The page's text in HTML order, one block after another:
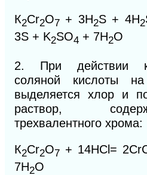
К2Сr2O7 + 3H2S + 4H2
3S + K2SO4 + 7H2O
2.
При действии
соляной кислоты
выделяется хлор и
раствор,
трехвалентного хрома:
К2Сr2O7 + 14НСl=
7Н2O